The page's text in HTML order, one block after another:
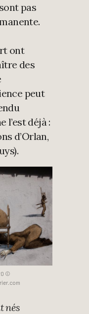
pas
ont
des
peut
l’est déjà :
d’Orlan,
©
nés